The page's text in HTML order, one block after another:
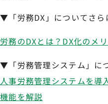
▼「労務DX」についてさら
労務のDXとは？DX化のメ
▼「労務管理システム」に
人事労務管理システムを導
機能を解説